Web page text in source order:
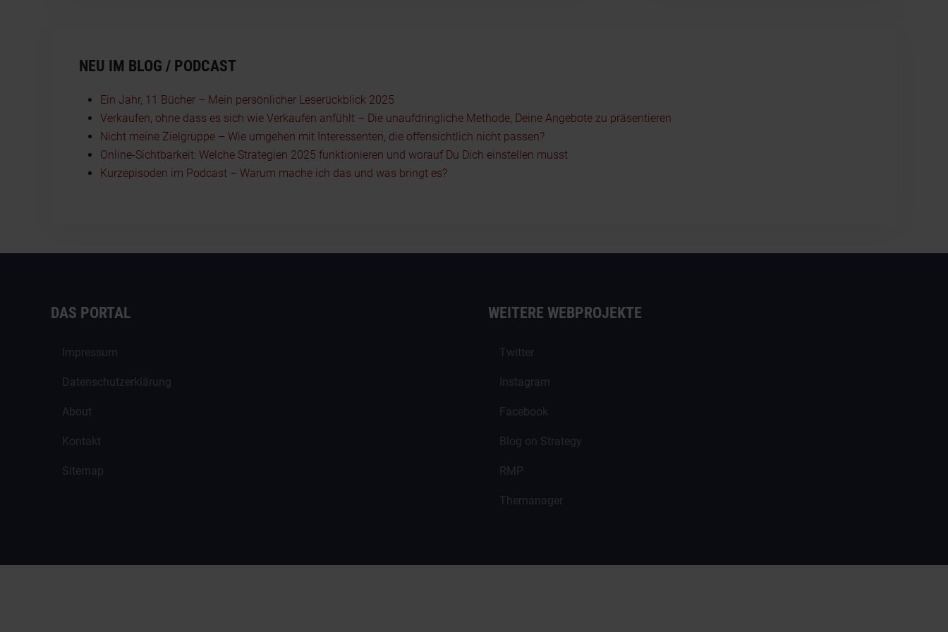
NEU IM BLOG / PODCAST
Ein Jahr, 11 Bücher – Mein persönlicher Leserückblick 2025
Verkaufen, ohne dass es sich wie Verkaufen anfühlt – Die unaufdringliche Methode, Deine Angebote zu präsentieren
Nicht meine Zielgruppe – Wie umgehen mit Interessenten, die offensichtlich nicht passen?
Online-Sichtbarkeit: Welche Strategien 2025 funktionieren und worauf Du Dich einstellen musst
Kurzepisoden im Podcast – Warum mache ich das und was bringt es?
DAS PORTAL
Impressum
Datenschutzerklärung
About
Kontakt
Sitemap
WEITERE WEBPROJEKTE
Twitter
Instagram
Facebook
Blog on Strategy
RMP
Themanager